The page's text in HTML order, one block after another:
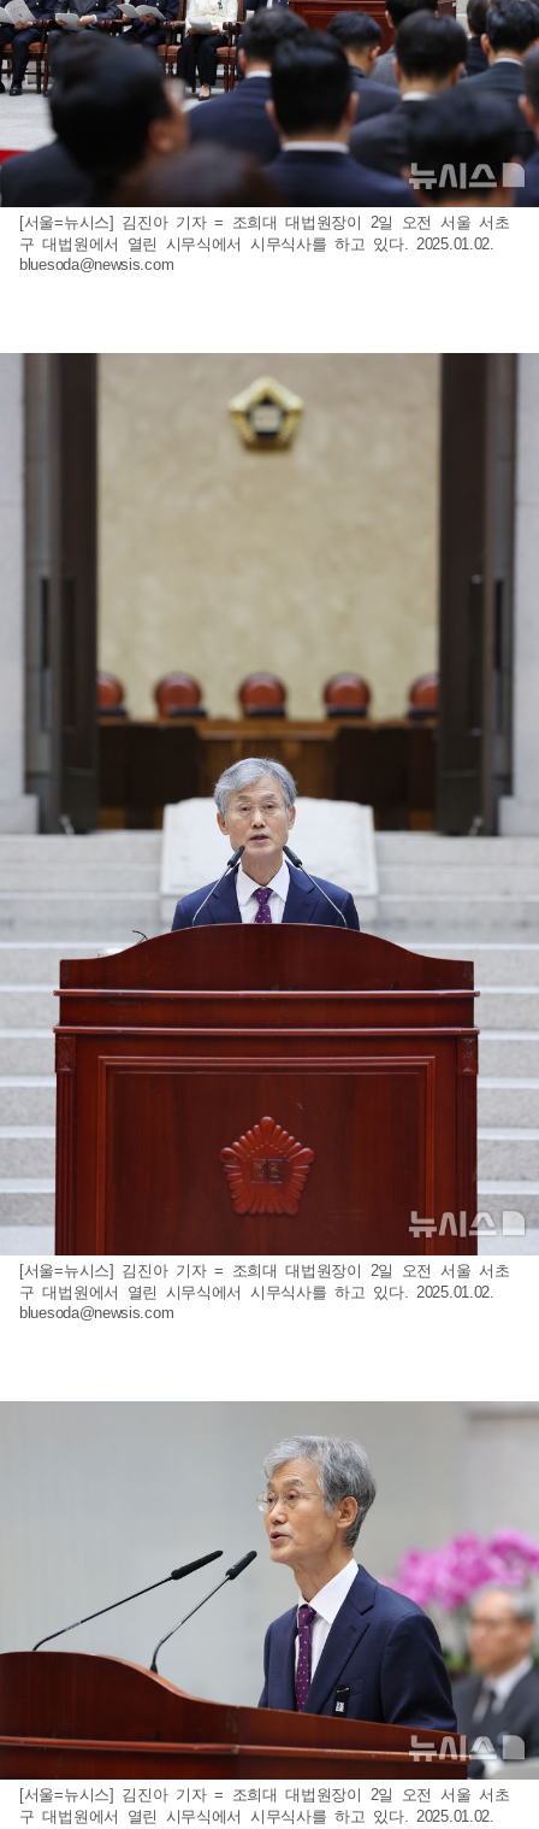
[서울=뉴시스] 김진아 기자 = 조희대 대법원장이 2일 오전 서울 서초
구 대법원에서 열린 시무식에서 시무식사를 하고 있다. 2025.01.02.
bluesoda@newsis.com
[서울=뉴시스] 김진아 기자 = 조희대 대법원장이 2일 오전 서울 서초
구 대법원에서 열린 시무식에서 시무식사를 하고 있다. 2025.01.02.
bluesoda@newsis.com
[서울=뉴시스] 김진아 기자 = 조희대 대법원장이 2일 오전 서울 서초
구 대법원에서 열린 시무식에서 시무식사를 하고 있다. 2025.01.02.